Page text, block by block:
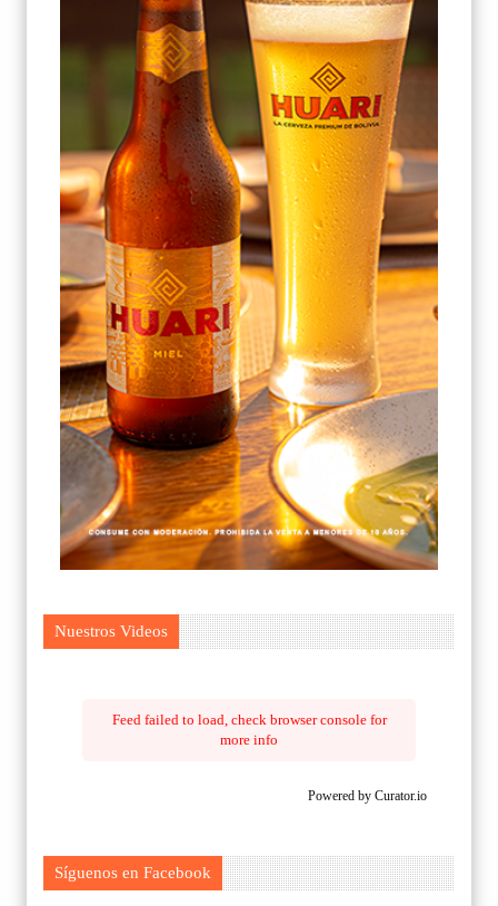
Nuestros Videos
Feed failed to load, check browser console for
more info
Powered by Curator.io
Síguenos en Facebook